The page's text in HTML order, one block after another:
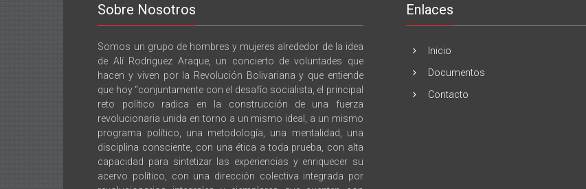
Sobre Nosotros
Somos un grupo de hombres y mujeres alrededor de la idea
de Alí Rodriguez Araque, un concierto de voluntades que
hacen y viven por la Revolución Bolivariana y que entiende
que hoy “conjuntamente con el desafío socialista, el principal
reto político radica en la construcción de una fuerza
revolucionaria unida en torno a un mismo ideal, a un mismo
programa político, una metodología, una mentalidad, una
disciplina consciente, con una ética a toda prueba, con alta
capacidad para sintetizar las experiencias y enriquecer su
acervo político, con una dirección colectiva integrada por
Enlaces
Inicio
Documentos
Contacto